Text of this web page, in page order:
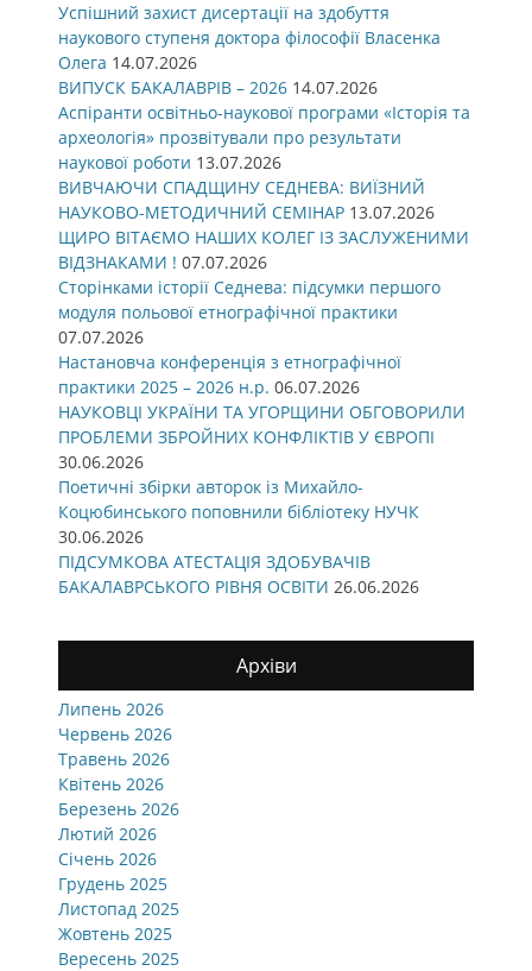
Успішний захист дисертації на здобуття
наукового ступеня доктора філософії Власенка
Олега 14.07.2026
ВИПУСК БАКАЛАВРІВ – 2026 14.07.2026
Аспіранти освітньо-наукової програми «Історія та
археологія» прозвітували про результати
наукової роботи 13.07.2026
ВИВЧАЮЧИ СПАДЩИНУ СЕДНЕВА: ВИЇЗНИЙ
НАУКОВО-МЕТОДИЧНИЙ СЕМІНАР 13.07.2026
ЩИРО ВІТАЄМО НАШИХ КОЛЕГ ІЗ ЗАСЛУЖЕНИМИ
ВІДЗНАКАМИ ! 07.07.2026
Сторінками історії Седнева: підсумки першого
модуля польової етнографічної практики
07.07.2026
Настановча конференція з етнографічної
практики 2025 – 2026 н.р. 06.07.2026
НАУКОВЦІ УКРАЇНИ ТА УГОРЩИНИ ОБГОВОРИЛИ
ПРОБЛЕМИ ЗБРОЙНИХ КОНФЛІКТІВ У ЄВРОПІ
30.06.2026
Поетичні збірки авторок із Михайло-
Коцюбинського поповнили бібліотеку НУЧК
30.06.2026
ПІДСУМКОВА АТЕСТАЦІЯ ЗДОБУВАЧІВ
БАКАЛАВРСЬКОГО РІВНЯ ОСВІТИ 26.06.2026
Архіви
Липень 2026
Червень 2026
Травень 2026
Квітень 2026
Березень 2026
Лютий 2026
Січень 2026
Грудень 2025
Листопад 2025
Жовтень 2025
Вересень 2025